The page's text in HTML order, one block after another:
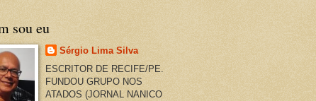
sou eu
Sérgio Lima Silva
ESCRITOR DE RECIFE/PE.
FUNDOU GRUPO NOS
ATADOS (JORNAL NANICO